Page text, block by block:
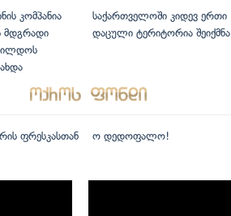
კომპანია
მდგრადი
საქართველოში კიდევ ერთი
დაცული ტერიტორია შეიქმნა
ფრესკასთან ო დედოფალო!